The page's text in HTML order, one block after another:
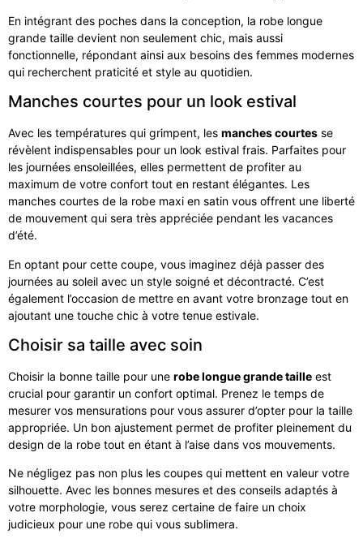
En intégrant des poches dans la conception, la robe longue
grande taille devient non seulement chic, mais aussi
fonctionnelle, répondant ainsi aux besoins des femmes modernes
qui recherchent praticité et style au quotidien.
Manches courtes pour un look estival
Avec les températures qui grimpent, les manches courtes se
révèlent indispensables pour un look estival frais. Parfaites pour
les journées ensoleillées, elles permettent de profiter au
maximum de votre confort tout en restant élégantes. Les
manches courtes de la robe maxi en satin vous offrent une liberté
de mouvement qui sera très appréciée pendant les vacances
d’été.
En optant pour cette coupe, vous imaginez déjà passer des
journées au soleil avec un style soigné et décontracté. C’est
également l’occasion de mettre en avant votre bronzage tout en
ajoutant une touche chic à votre tenue estivale.
Choisir sa taille avec soin
Choisir la bonne taille pour une robe longue grande taille est
crucial pour garantir un confort optimal. Prenez le temps de
mesurer vos mensurations pour vous assurer d’opter pour la taille
appropriée. Un bon ajustement permet de profiter pleinement du
design de la robe tout en étant à l’aise dans vos mouvements.
Ne négligez pas non plus les coupes qui mettent en valeur votre
silhouette. Avec les bonnes mesures et des conseils adaptés à
votre morphologie, vous serez certaine de faire un choix
judicieux pour une robe qui vous sublimera.